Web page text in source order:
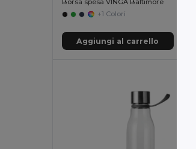
Borsa spesa VINGA Baltimore
+1 Colori
Aggiungi al carrello